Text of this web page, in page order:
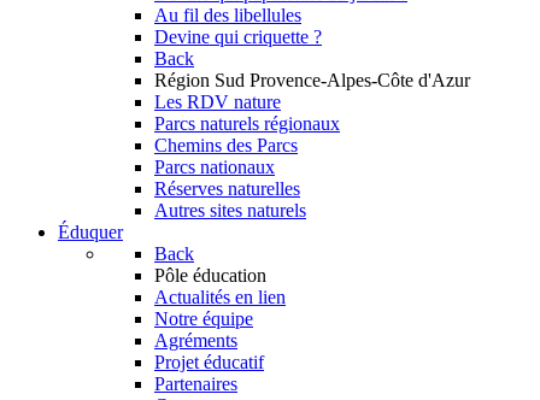
Au fil des libellules
Devine qui criquette ?
Back
Région Sud Provence-Alpes-Côte d'Azur
Les RDV nature
Parcs naturels régionaux
Chemins des Parcs
Parcs nationaux
Réserves naturelles
Autres sites naturels
Éduquer
Back
Pôle éducation
Actualités en lien
Notre équipe
Agréments
Projet éducatif
Partenaires